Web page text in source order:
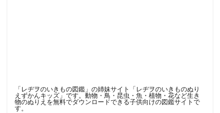
「レヂヲのいきもの図鑑」の姉妹サイト「レヂヲのいきものぬり
えずかんキッズ」です。 動物・鳥・昆虫・魚・植物・花など生き
物のぬりえを無料でダウンロードできる子供向けの図鑑サイトで
す。